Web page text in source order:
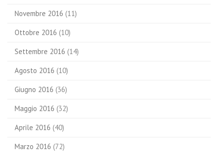
Novembre 2016 (11)
Ottobre 2016 (10)
Settembre 2016 (14)
Agosto 2016 (10)
Giugno 2016 (36)
Maggio 2016 (32)
Aprile 2016 (40)
Marzo 2016 (72)